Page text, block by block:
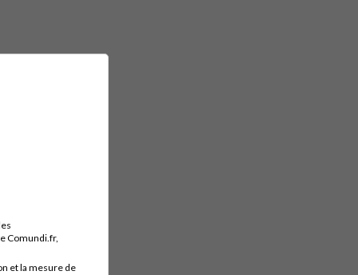
Comundi.fr,
et la mesure de